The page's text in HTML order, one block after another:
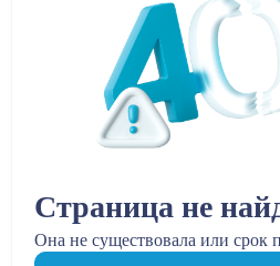
Страница не
Она не существовала или срок